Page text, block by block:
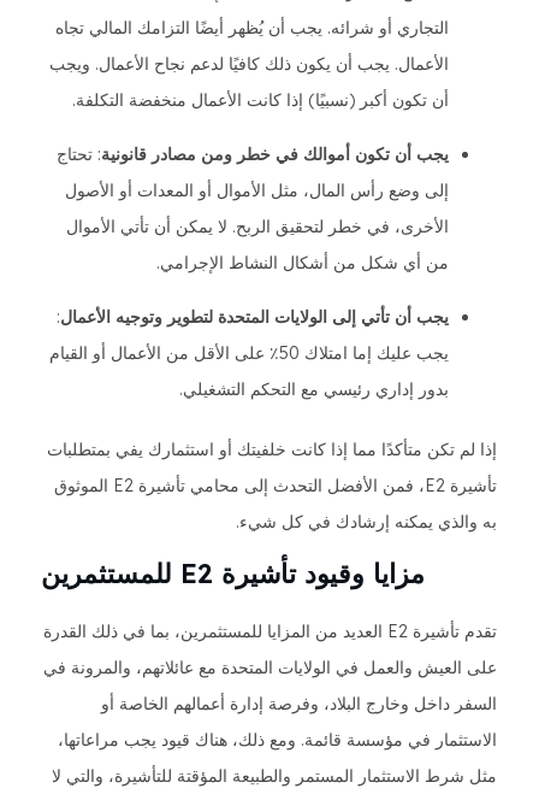
التجاري أو شرائه. يجب أن يُظهر أيضًا التزامك المالي تجاه
الأعمال. يجب أن يكون ذلك كافيًا لدعم نجاح الأعمال. ويجب
أن تكون أكبر (نسبيًا) إذا كانت الأعمال منخفضة التكلفة.
يجب أن تكون أموالك في خطر ومن مصادر قانونية: تحتاج
إلى وضع رأس المال، مثل الأموال أو المعدات أو الأصول
الأخرى، في خطر لتحقيق الربح. لا يمكن أن تأتي الأموال
من أي شكل من أشكال النشاط الإجرامي.
يجب أن تأتي إلى الولايات المتحدة لتطوير وتوجيه الأعمال:
يجب عليك إما امتلاك 50٪ على الأقل من الأعمال أو القيام
بدور إداري رئيسي مع التحكم التشغيلي.
إذا لم تكن متأكدًا مما إذا كانت خلفيتك أو استثمارك يفي بمتطلبات
تأشيرة E2، فمن الأفضل التحدث إلى محامي تأشيرة E2 الموثوق
به والذي يمكنه إرشادك في كل شيء.
مزايا وقيود تأشيرة E2 للمستثمرين
تقدم تأشيرة E2 العديد من المزايا للمستثمرين، بما في ذلك القدرة
على العيش والعمل في الولايات المتحدة مع عائلاتهم، والمرونة في
السفر داخل وخارج البلاد، وفرصة إدارة أعمالهم الخاصة أو
الاستثمار في مؤسسة قائمة. ومع ذلك، هناك قيود يجب مراعاتها،
مثل شرط الاستثمار المستمر والطبيعة المؤقتة للتأشيرة، والتي لا